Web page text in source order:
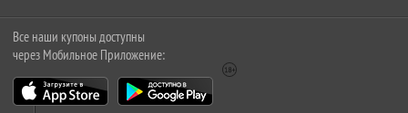
Все наши купоны доступны
через Мобильное Приложение: